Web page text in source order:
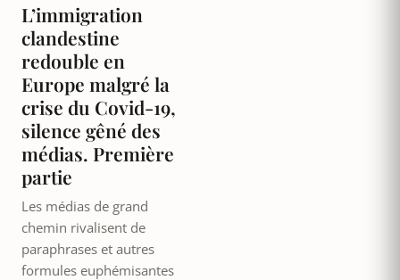
L’immigration
clandestine
redouble en
Europe malgré la
crise du Covid-19,
silence gêné des
médias. Première
partie
Les médias de grand
chemin rivalisent de
paraphrases et autres
formules euphémisantes